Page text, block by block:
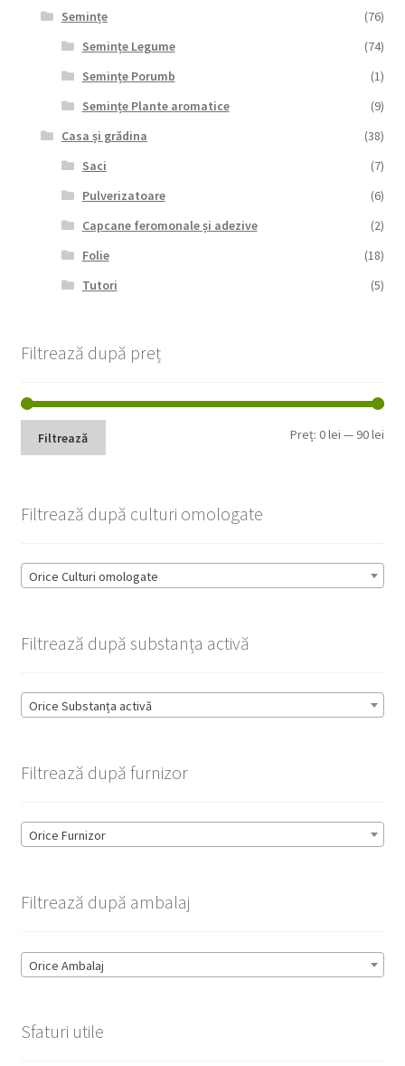
Semințe
(76)
Semințe Legume
(74)
Semințe Porumb
(1)
Semințe Plante aromatice
(9)
Casa și grădina
(38)
Saci
(7)
Pulverizatoare
(6)
Capcane feromonale și adezive
(2)
Folie
(18)
Tutori
(5)
Filtrează după preț
Filtrează Preț:0 lei — 90 lei
Filtrează după culturi omologate
Orice Culturi omologate
Filtrează după substanța activă
Orice Substanța activă
Filtrează după furnizor
Orice Furnizor
Filtrează după ambalaj
Orice Ambalaj
Sfaturi utile